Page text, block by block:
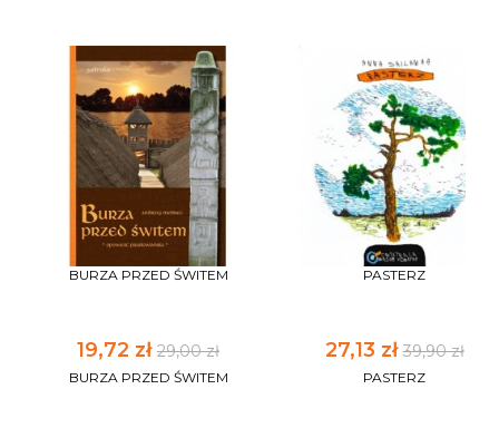
BURZA PRZED ŚWITEM
19,72 zł 29,00 zł
BURZA PRZED ŚWITEM
PASTERZ
27,13 zł39,90 zł
PASTERZ